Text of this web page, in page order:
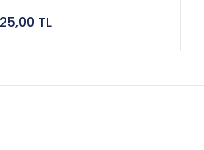
TL